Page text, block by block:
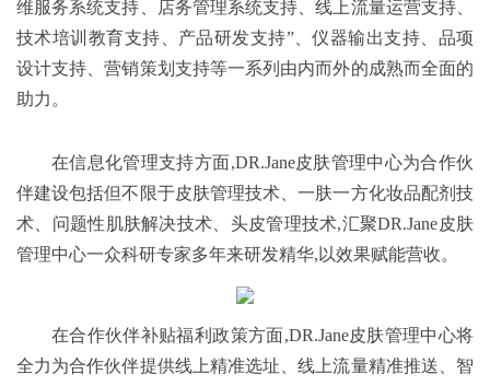
维服务系统支持、店务管理系统支持、线上流量运营支持、
技术培训教育支持、产品研发支持”、仪器输出支持、品项
设计支持、营销策划支持等一系列由内而外的成熟而全面的
助力。
在信息化管理支持方面,DR.Jane皮肤管理中心为合作伙
伴建设包括但不限于皮肤管理技术、一肤一方化妆品配剂技
术、问题性肌肤解决技术、头皮管理技术,汇聚DR.Jane皮肤
管理中心一众科研专家多年来研发精华,以效果赋能营收。
在合作伙伴补贴福利政策方面,DR.Jane皮肤管理中心将
全力为合作伙伴提供线上精准选址、线上流量精准推送、智